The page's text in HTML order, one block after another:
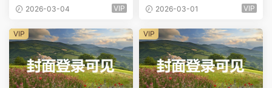
2026-03-04 VIP 2026-03-01 VIP
VIP VIP